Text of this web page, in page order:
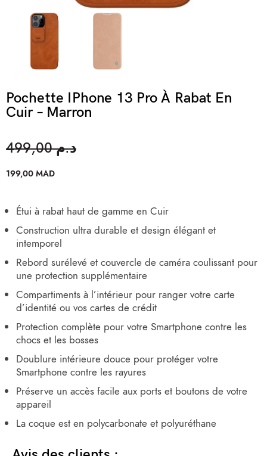
Pochette IPhone 13 Pro À Rabat En
Cuir – Marron
499,00 د.م
199,00 MAD
Étui à rabat haut de gamme en Cuir
Construction ultra durable et design élégant et
intemporel
Rebord surélevé et couvercle de caméra coulissant pour
une protection supplémentaire
Compartiments à l’intérieur pour ranger votre carte
d’identité ou vos cartes de crédit
Protection complète pour votre Smartphone contre les
chocs et les bosses
Doublure intérieure douce pour protéger votre
Smartphone contre les rayures
Préserve un accès facile aux ports et boutons de votre
appareil
La coque est en polycarbonate et polyuréthane